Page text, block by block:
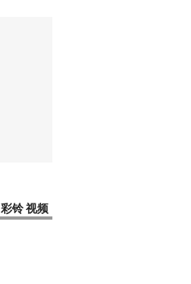
彩铃 视频